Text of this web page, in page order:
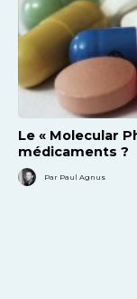
Le « Molecular
médicaments ?
Par Paul Agnus